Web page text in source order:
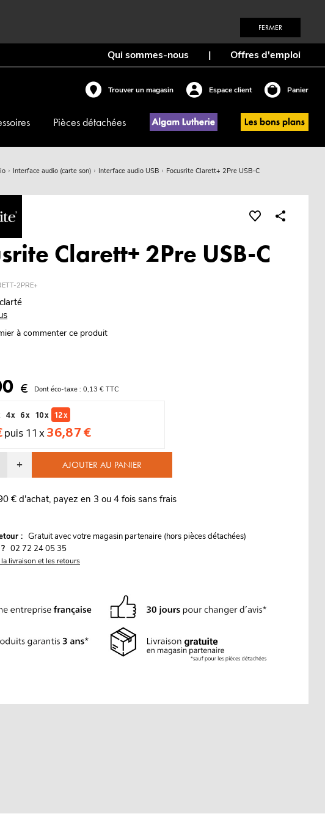
FERMER
Qui sommes-nous | Offres d'emploi
Trouver un magasin Espace client Panier
Pièces détachées
Interface audio (carte son) Interface audio USB Focusrite Clarett+ 2Pre USB-C
Clarett+ 2Pre USB-C
2PRE+
à commenter ce produit
€ Dont éco-taxe : 0,13 € TTC
4 x 6 x 10 x 12 x
puis 11 x 36,87 €
+ AJOUTER AU PANIER
€ d'achat, payez en 3 ou 4 fois sans frais
: Gratuit avec votre magasin partenaire (hors pièces détachées)
02 72 24 05 35
livraison et les retours